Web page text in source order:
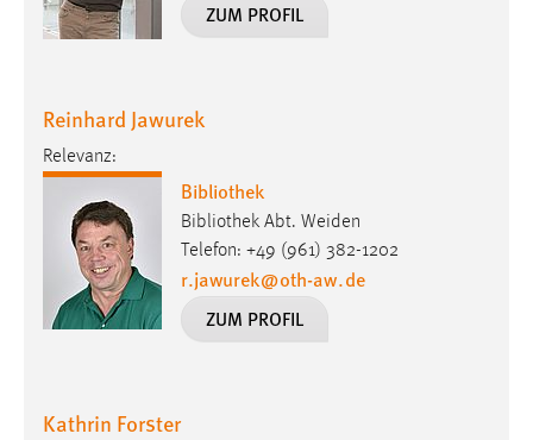
ZUM PROFIL
Reinhard Jawurek
Relevanz:
Bibliothek
Bibliothek Abt. Weiden
Telefon: +49 (961) 382-1202
r.jawurek@oth-aw.de
ZUM PROFIL
Kathrin Forster
EXTERNE MEDIEN
YouTube
Vimeo